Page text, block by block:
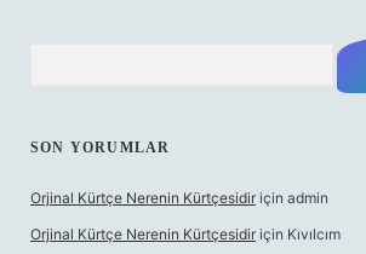
SON YORUMLAR
Orjinal Kürtçe Nerenin Kürtçesidir için admin
Orjinal Kürtçe Nerenin Kürtçesidir için Kıvılcım